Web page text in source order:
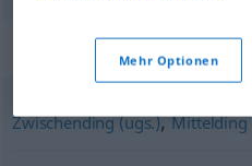
Synonyme für
Zwischending (ugs.),Mittelding
Mehr Optionen